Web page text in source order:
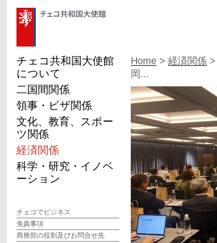
Home > 経済関係
岡...
チェコ共和国大使館
について
二国間関係
領事・ビザ関係
文化、教育、スポー
ツ関係
経済関係
科学・研究・イノベ
ーション
チェコでビジネス
免責事項
商務部の役割及びお問合せ先